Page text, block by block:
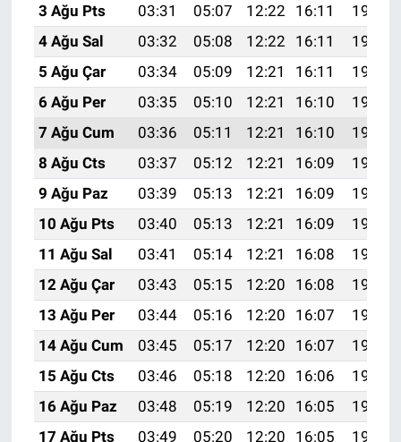
3 Ağu Pts
03:31 05:07 12:22 16:11
19:26
4 Ağu Sal
03:32 05:08 12:22 16:11
19:25
5 Ağu Çar
03:34 05:09 12:21 16:11
19:24
6 Ağu Per
03:35 05:10 12:21 16:10
19:23
7 Ağu Cum
03:36 05:11 12:21 16:10
19:22
8 Ağu Cts
03:37 05:12 12:21 16:09
19:21
9 Ağu Paz
03:39 05:13 12:21 16:09
19:19
10 Ağu Pts
03:40 05:13 12:21 16:09
19:18
11 Ağu Sal
03:41 05:14 12:21 16:08
19:17
12 Ağu Çar
03:43 05:15 12:20 16:08
19:16
13 Ağu Per
03:44 05:16 12:20 16:07
19:15
14 Ağu Cum
03:45 05:17 12:20 16:07
19:13
15 Ağu Cts
03:46 05:18 12:20 16:06
19:12
16 Ağu Paz
03:48 05:19 12:20 16:05
19:11
17 Ağu Pts
03:49 05:20 12:20 16:05
19:10